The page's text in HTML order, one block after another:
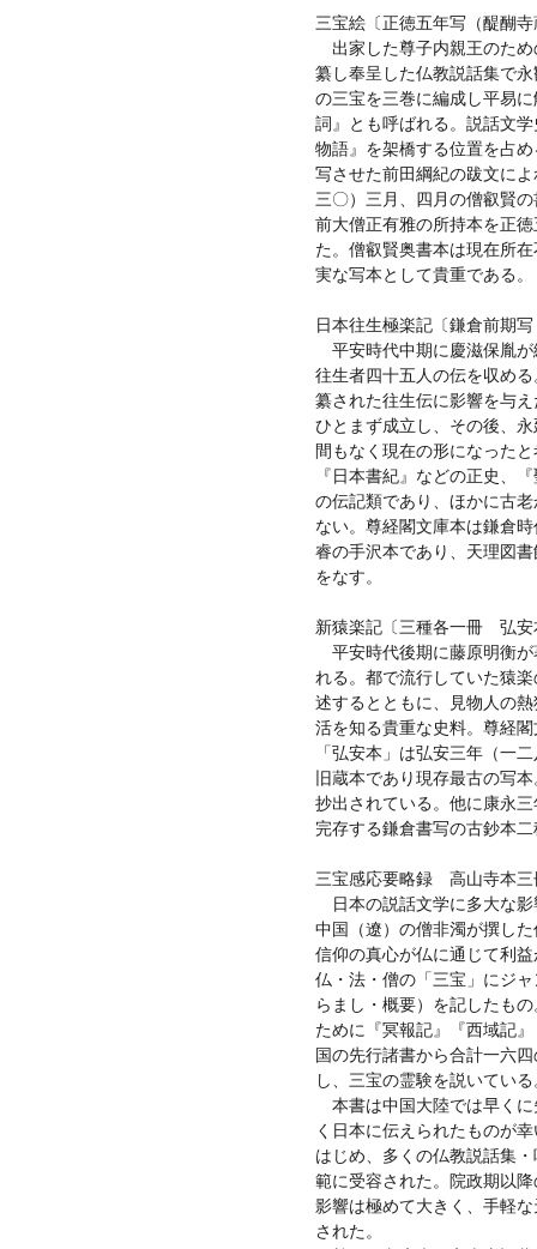
三宝絵〔正徳五年写（醍醐
出家した尊子内親王のた
纂し奉呈した仏教説話集で
の三宝を三巻に編成し平易
詞』とも呼ばれる。説話文
物語』を架橋する位置を占
写させた前田綱紀の跋文に
三〇）三月、四月の僧叡賢
前大僧正有雅の所持本を正
た。僧叡賢奥書本は現在所
実な写本として貴重である。
日本往生極楽記〔鎌倉前期
平安時代中期に慶滋保胤
往生者四十五人の伝を収め
纂された往生伝に影響を与
ひとまず成立し、その後、
間もなく現在の形になった
『日本書紀』などの正史、
の伝記類であり、ほかに古
ない。尊経閣文庫本は鎌倉
睿の手沢本であり、天理図
をなす。
新猿楽記〔三種各一冊 弘安
平安時代後期に藤原明衡
れる。都で流行していた猿
述するとともに、見物人の
活を知る貴重な史料。尊経
「弘安本」は弘安三年（一
旧蔵本であり現存最古の写
抄出されている。他に康永
完存する鎌倉書写の古鈔本
三宝感応要略録 高山寺本
日本の説話文学に多大な
中国（遼）の僧非濁が撰し
信仰の真心が仏に通じて利
仏・法・僧の「三宝」にジ
らまし・概要）を記したも
ために『冥報記』『西域記
国の先行諸書から合計一六
し、三宝の霊験を説いている
本書は中国大陸では早く
く日本に伝えられたものが
はじめ、多くの仏教説話集
範に受容された。院政期以
影響は極めて大きく、手軽
された。